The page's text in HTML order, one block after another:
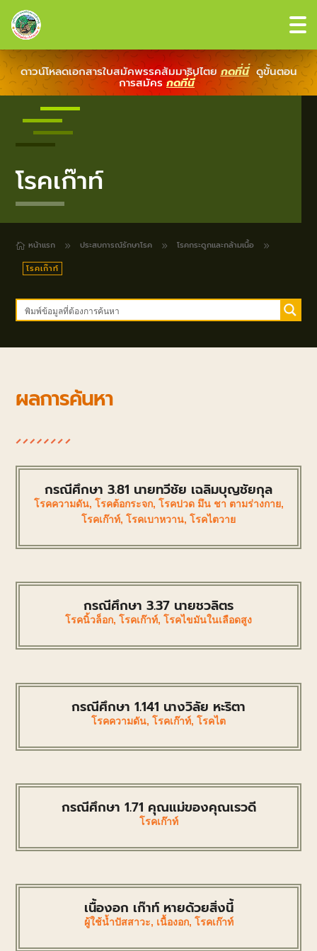
ดาวน์โหลดเอกสารใบสมัคพรรคสัมมาธิปไตย กดที่นี่ ดูขั้นตอน
การสมัครกดที่นี่
โรคเก๊าท์
 หน้าแรก 9 ประสบการณ์รักษาโรค 9 โรคกระดูกและกล้ามเนื้อ 9
โรคเก๊าท์
ผลการค้นหา
กรณีศึกษา 3.81 นายทวีชัย เฉลิมบุญชัยกุล
โรคความดัน, โรคต้อกระจก, โรคปวด มึน ชา ตามร่างกาย,
โรคเก๊าท์, โรคเบาหวาน, โรคไตวาย
กรณีศึกษา 3.37 นายชวลิตร
โรคนิ้วล็อก, โรคเก๊าท์, โรคไขมันในเลือดสูง
กรณีศึกษา 1.141 นางวิลัย หะริตา
โรคความดัน, โรคเก๊าท์, โรคไต
กรณีศึกษา 1.71 คุณแม่ของคุณเรวดี
โรคเก๊าท์
เนื้องอก เก๊าท์ หายด้วยสิ่งนี้
ผู้ใช้น้ำปัสสาวะ, เนื้องอก, โรคเก๊าท์